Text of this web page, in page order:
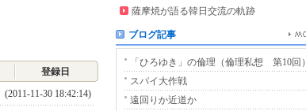
登録日
(2011-11-30 18:42:14)
薩摩焼が語る韓日交流の軌跡
ブログ記事
「ひろゆき」の倫理（倫理私想 第10回）
スパイ大作戦
遠回りか近道か